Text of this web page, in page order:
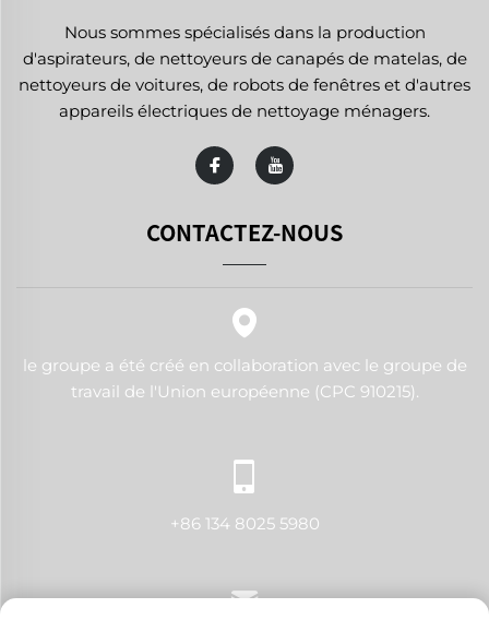
Nous sommes spécialisés dans la production
d'aspirateurs, de nettoyeurs de canapés de matelas, de
nettoyeurs de voitures, de robots de fenêtres et d'autres
appareils électriques de nettoyage ménagers.
CONTACTEZ-NOUS
le groupe a été créé en collaboration avec le groupe de
travail de l'Union européenne (CPC 910215).
+86 134 8025 5980